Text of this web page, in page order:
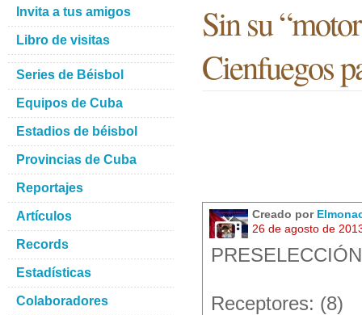
Sin su
Cienfuegos
Creado por
26 de agosto de
PRESELECCIÓN
Receptores: (8)
Invita a tus amigos
Libro de visitas
Series de Béisbol
Equipos de Cuba
Estadios de béisbol
Provincias de Cuba
Reportajes
Artículos
Records
Estadísticas
Colaboradores